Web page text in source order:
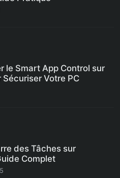
le Smart App Control sur
Sécuriser Votre PC
des Tâches sur
Complet